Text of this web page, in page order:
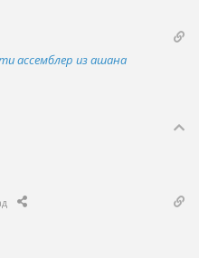
ассемблер из ашана